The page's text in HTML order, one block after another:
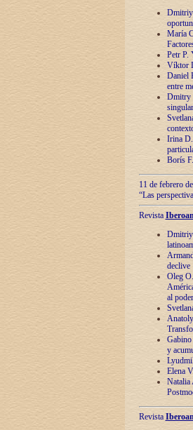
Dmitriy
María
Petr P.
Víktor
Daniel
entre
Dmitry
Irina
Borís
11 de febrero
“Las
Revista
Dmitriy
declive
Oleg
al poder
y
Elena
Natalia
Revista